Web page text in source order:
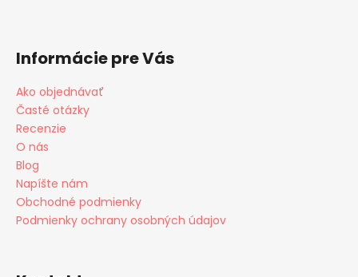
Informácie pre Vás
Ako objednávať
Časté otázky
Recenzie
O nás
Blog
Napíšte nám
Obchodné podmienky
Podmienky ochrany osobných údajov